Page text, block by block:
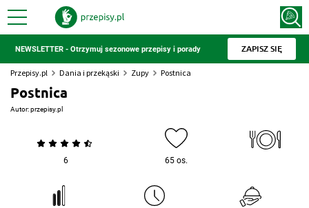
NEWSLETTER - Otrzymuj sezonowe przepisy i porady ZAPISZ SIĘ
Przepisy.pl Dania i przekąski Zupy Postnica
Postnica
Autor:przepisy.pl
6 65 os.